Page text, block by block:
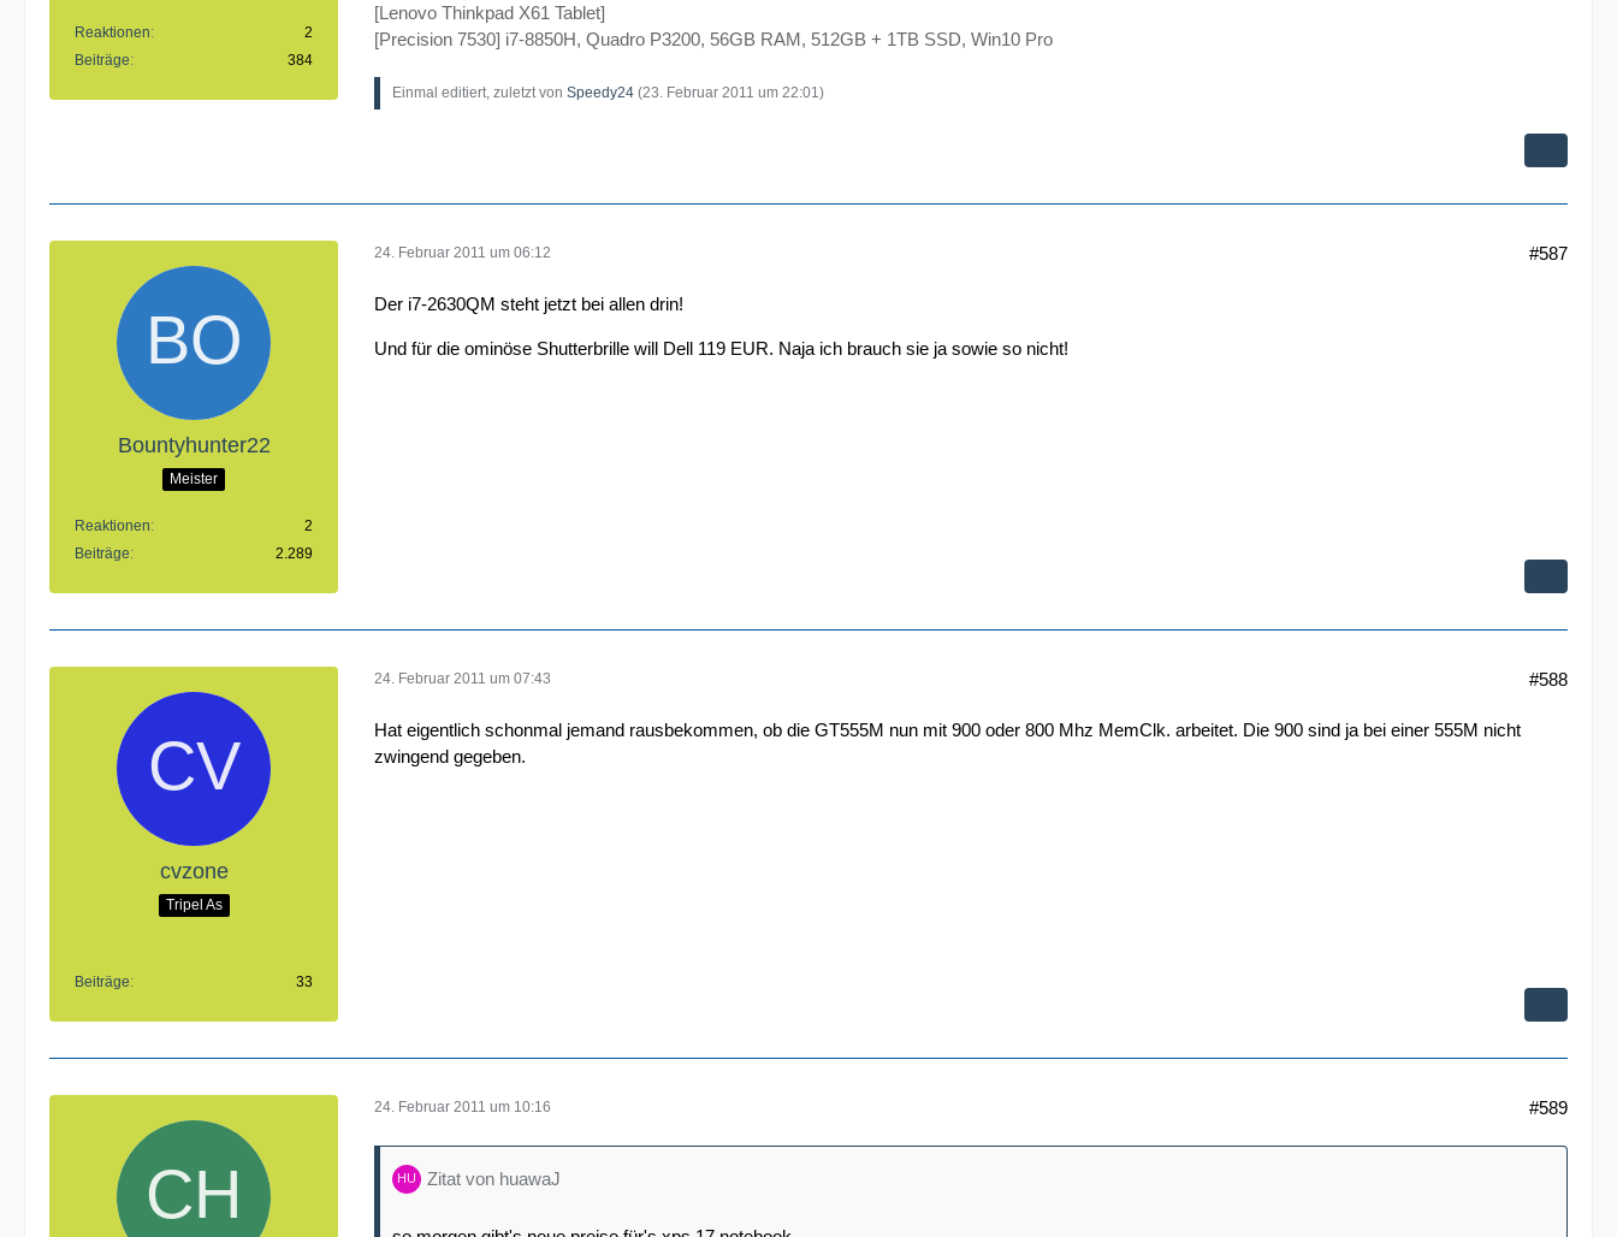
Reaktionen
2
Beiträge
384
[Lenovo Thinkpad X61 Tablet]
[Precision 7530] i7-8850H, Quadro P3200, 56GB RAM, 512GB + 1TB SSD, Win10 Pro
Einmal editiert, zuletzt von Speedy24 (23. Februar 2011 um 22:01 )
Bountyhunter22
Meister
Reaktionen
2
Beiträge
2.289
24. Februar 2011 um 06:12 #587
Der i7-2630QM steht jetzt bei allen drin!
Und für die ominöse Shutterbrille will Dell 119 EUR. Naja ich brauch sie ja sowie so nicht!
cvzone
Tripel As
Beiträge 33
24. Februar 2011 um 07:43 #588
Hat eigentlich schonmal jemand rausbekommen, ob die GT555M nun mit 900 oder 800 Mhz MemClk. arbeitet. Die 900 sind ja bei einer 555M nicht
zwingend gegeben.
24. Februar 2011 um 10:16 #589
Zitat von huawaJ